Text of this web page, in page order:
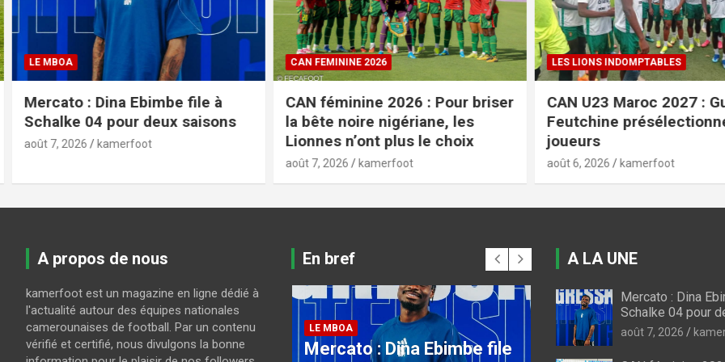
CAN FEMININE 2026
CAN féminine 2026 : Pour briser
la bête noire nigériane, les
Lionnes n’ont plus le choix
LES LIONS INDOMPTABLES
CAN U23 Maroc 2027 : Guy
Feutchine présélectionne 30
joueurs
août 6, 2026 kamerfoot
COUPE DU CAMEROUN
Coupe du Cameroun :
programme des quarts
finale
août 6, 2026 kamerfoot
A propos de nous
kamerfoot est un magazine en ligne dédié à
l'actualité autour des équipes nationales
camerounaises de football. Par un contenu
vérifié et certifié, nous divulgons la bonne
En bref
LE MBOA
Mercato : Dina Ebimbe file
CAN FEMININE 2026
CAN féminine 2026 : Pour
briser la bête noire
LES LIONS INDOMPTABLES
CAN U23 Maroc
Guy Feutchine
A LA UNE
Mercato : Dina
Schalke 04 pour
août 7, 2026